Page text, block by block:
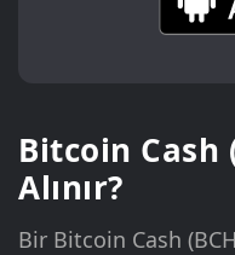
Bitcoin Cash
Alınır?
Bir Bitcoin Cash